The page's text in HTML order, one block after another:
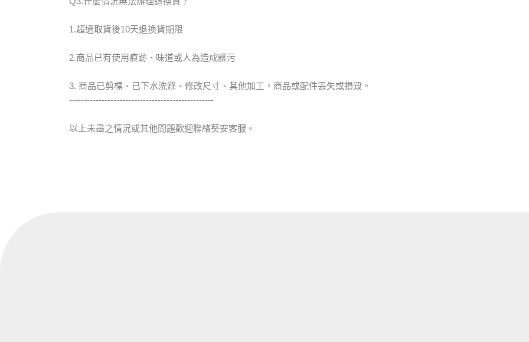
1.超過取貨後10天退換貨期限
2.商品已有使用痕跡、味道或人為造成髒污
3. 商品已剪標、已下水洗滌、修改尺寸、其他加工，商品或配件丟失或損毀。
-------------------------------------------------
以上未盡之情況或其他問題歡迎聯絡葵安客服。